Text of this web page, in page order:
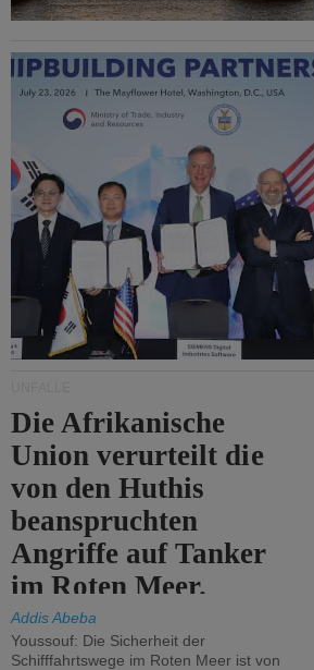
Die Afrikanische
Union verurteilt die
von den Huthis
beanspruchten
Angriffe auf Tanker
im Roten Meer.
Addis Abeba
Youssouf: Die Sicherheit der
Schifffahrtswege im Roten Meer ist von